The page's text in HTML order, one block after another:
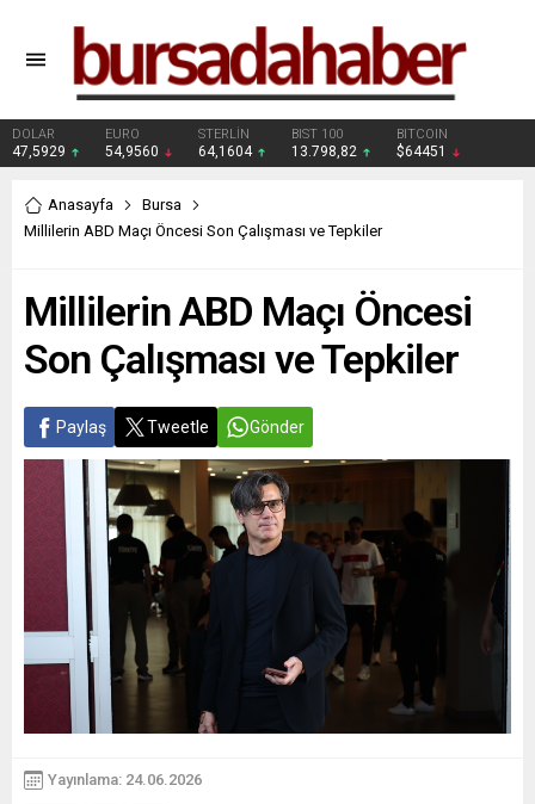
DOLAR
47,5929
EURO
54,9560
STERLİN
64,1604
BIST 100
13.798,82
BITCOIN
$64451
Anasayfa
Bursa
Millilerin ABD Maçı Öncesi Son Çalışması ve Tepkiler
Millilerin ABD Maçı Öncesi
Son Çalışması ve Tepkiler
Paylaş Tweetle Gönder
Yayınlama: 24.06.2026